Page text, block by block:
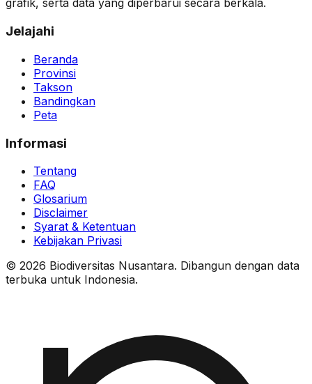
grafik, serta data yang diperbarui secara berkala.
Jelajahi
Beranda
Provinsi
Takson
Bandingkan
Peta
Informasi
Tentang
FAQ
Glosarium
Disclaimer
Syarat & Ketentuan
Kebijakan Privasi
© 2026 Biodiversitas Nusantara. Dibangun dengan data
terbuka untuk Indonesia.